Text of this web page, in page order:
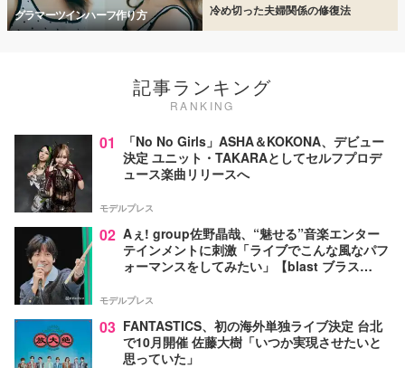
グラマーツインハーフ作り方 冷め切った夫婦関係の修復法
記事ランキング
RANKING
01
「No No Girls」ASHA＆KOKONA、デビュー
決定 ユニット・TAKARAとしてセルフプロデ
ュース楽曲リリースへ
モデルプレス
02 Aぇ! group佐野晶哉、“魅せる”音楽エンター
テインメントに刺激「ライブでこんな風なパフ
ォーマンスをしてみたい」【blast ブラス
モデルプレス
03 FANTASTICS、初の海外単独ライブ決定 台北
で10月開催 佐藤大樹「いつか実現させたいと
思っていた」